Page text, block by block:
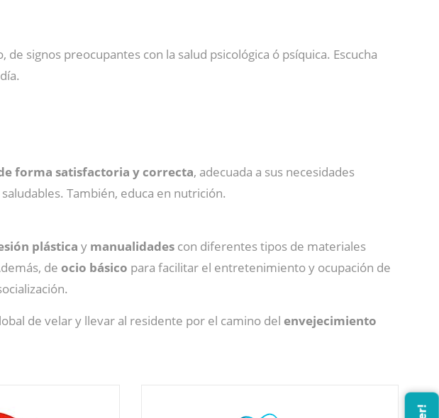
signos preocupantes con la salud psicológica ó psíquica. Escucha
forma satisfactoria y correcta, adecuada a sus necesidades
También, educa en nutrición.
plástica y manualidades con diferentes tipos de materiales
de ocio básico para facilitar el entretenimiento y ocupación de
de velar y llevar al residente por el camino del envejecimiento